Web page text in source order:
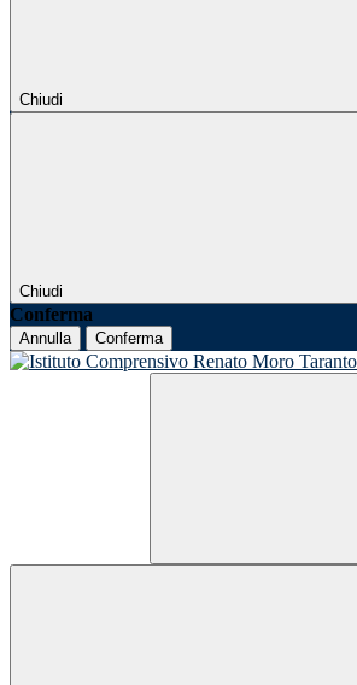
Chiudi
Chiudi
Conferma
Annulla Conferma